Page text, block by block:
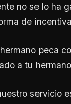
no se lo ha
de
peca
a tu
servicio